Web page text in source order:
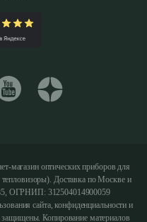
магазин оптических приборов для
Доставка по Москве и
ОГРНИП: 312504014900059
сайта, конфиденциальности и
Копирование материалов